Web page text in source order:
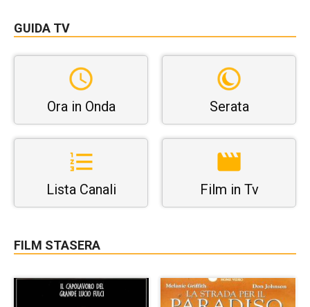
GUIDA TV
Ora in Onda Serata
Lista Canali Film in Tv
FILM STASERA